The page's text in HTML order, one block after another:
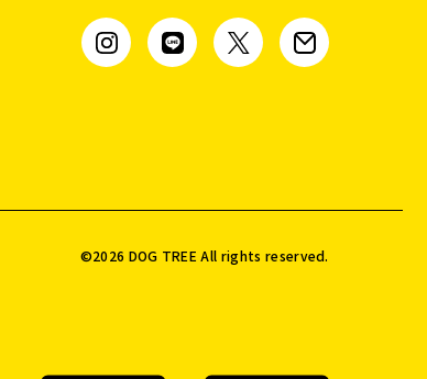
©️2026 DOG TREE All rights reserved.